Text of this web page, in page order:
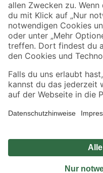
Jetzt die toom-App
Alle Preisangaben in EUR inkl. gesetzl.
Umständen nicht in allen Märkten
Produkte nur solange der Vorrat reicht.
*Paketversand ab 59 €
Privatsphäre
Nutzungsbedingungen